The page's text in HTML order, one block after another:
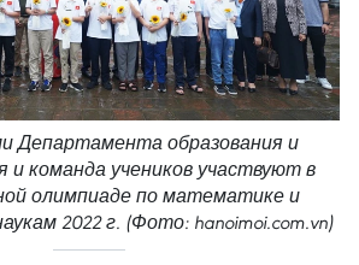
Департамента образования и
и команда учеников участвуют в
олимпиаде по математике и
2022 г. (Фото: hanoimoi.com.vn)